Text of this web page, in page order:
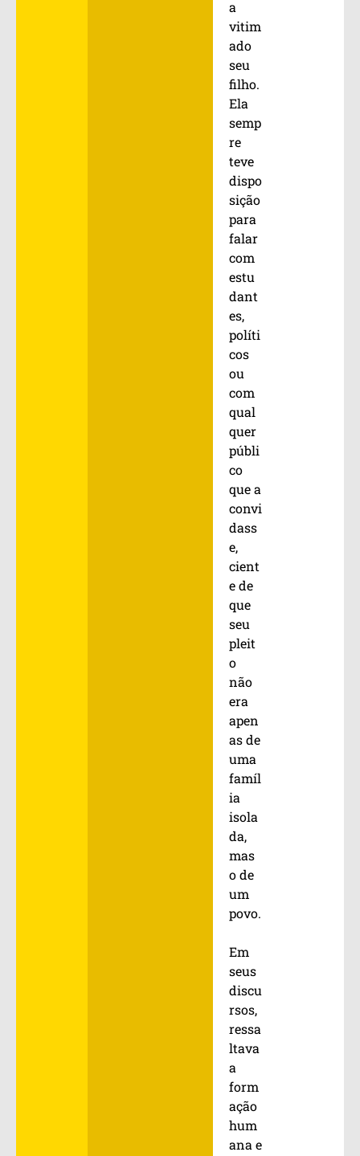
a
vitim
ado
seu
filho.
Ela
semp
re
teve
dispo
sição
para
falar
com
estu
dant
es,
políti
cos
ou
com
qual
quer
públi
co
que a
convi
dass
e,
cient
e de
que
seu
pleit
o
não
era
apen
as de
uma
famíl
ia
isola
da,
mas
o de
um
povo.
Em
seus
discu
rsos,
ressa
ltava
a
form
ação
hum
ana e